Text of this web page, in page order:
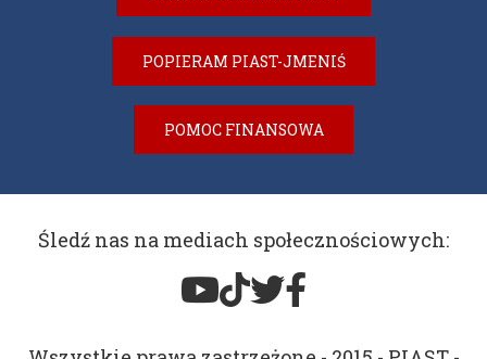
POPIERAM PIAST-JMENIŚ
POMOC FINANSOWA
Śledź nas na mediach społecznościowych: